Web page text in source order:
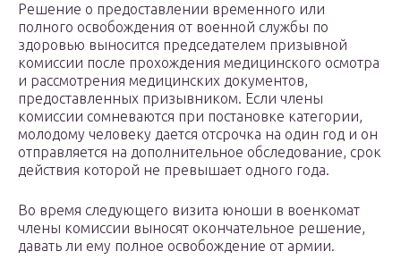
Решение о предоставлении временного или
полного освобождения от военной службы по
здоровью выносится председателем призывной
комиссии после прохождения медицинского осмотра
и рассмотрения медицинских документов,
предоставленных призывником. Если члены
комиссии сомневаются при постановке категории,
молодому человеку дается отсрочка на один год и он
отправляется на дополнительное обследование, срок
действия которой не превышает одного года.
Во время следующего визита юноши в военкомат
члены комиссии выносят окончательное решение,
давать ли ему полное освобождение от армии.